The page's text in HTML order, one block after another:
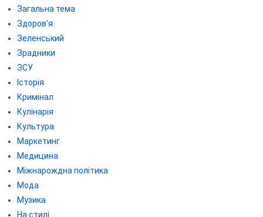
Загальна тема
Здоров'я
Зеленський
Зрадники
ЗСУ
Історія
Кримінал
Кулінарія
Культура
Маркетинг
Медицина
Міжнарождна політика
Мода
Музика
На стилі